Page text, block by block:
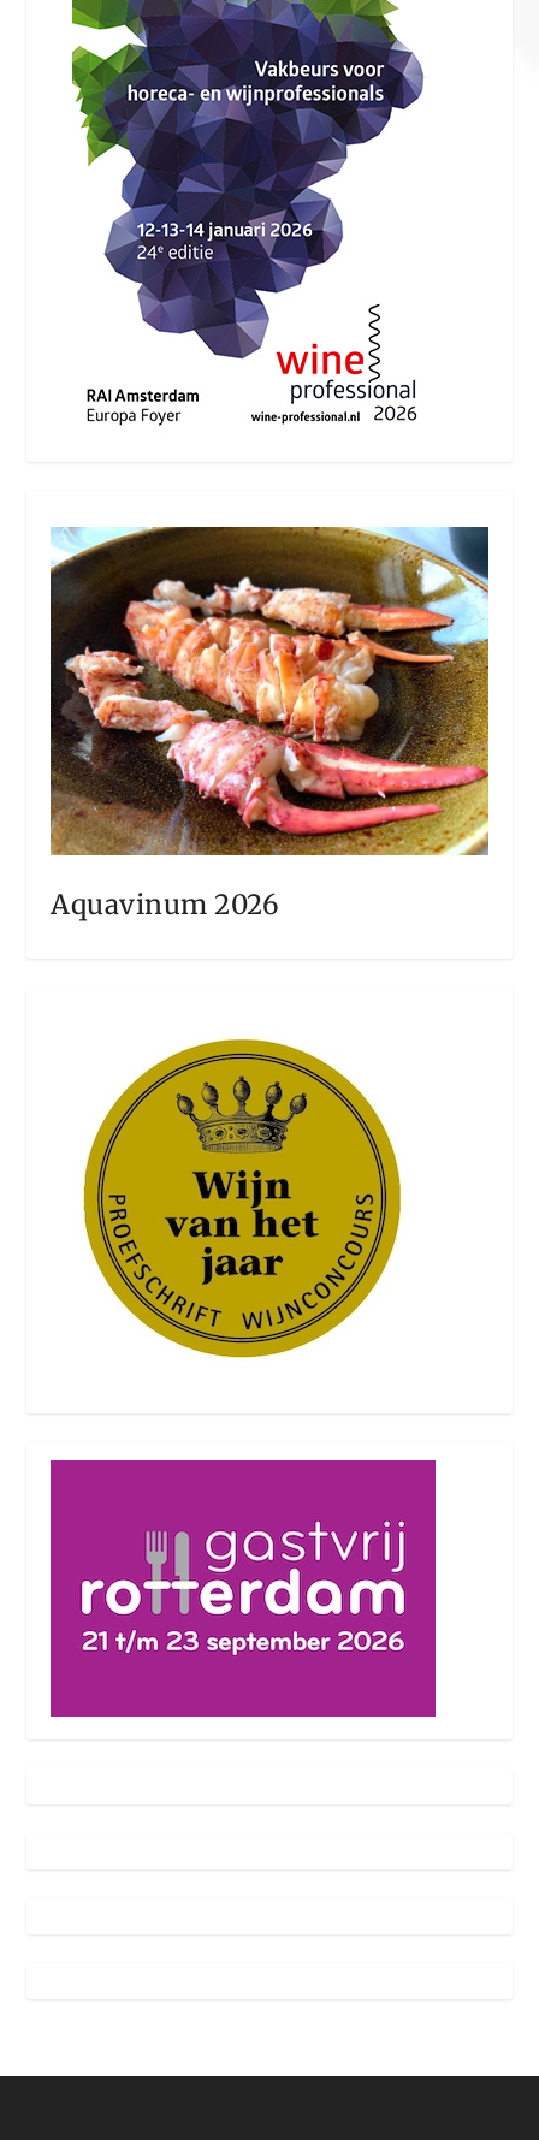
Aquavinum 2026